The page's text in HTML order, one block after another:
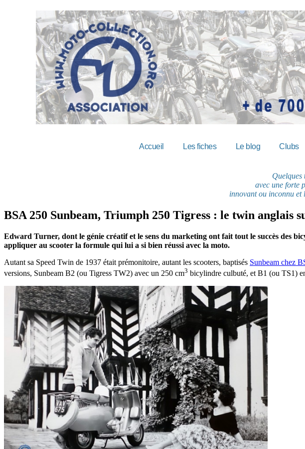
Accueil Les fiches Le blog Clubs
Quelques
avec une forte
innovant ou inconnu et
BSA 250 Sunbeam, Triumph 250 Tigress : le twin anglais
Edward Turner, dont le génie créatif et le sens du marketing ont fait tout le succès des
appliquer au scooter la formule qui lui a si bien réussi avec la moto.
Autant sa Speed Twin de 1937 était prémonitoire, autant les scooters, baptisés Sunbeam chez
versions, Sunbeam B2 (ou Tigress TW2) avec un 250 cm3 bicylindre culbuté, et B1 (ou TS1)